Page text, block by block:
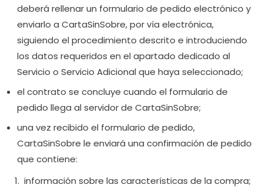
deberá rellenar un formulario de pedido electrónico y
enviarlo a CartaSinSobre, por vía electrónica,
siguiendo el procedimiento descrito e introduciendo
los datos requeridos en el apartado dedicado al
Servicio o Servicio Adicional que haya seleccionado;
el contrato se concluye cuando el formulario de
pedido llega al servidor de CartaSinSobre;
una vez recibido el formulario de pedido,
CartaSinSobre le enviará una confirmación de pedido
que contiene:
información sobre las características de la compra;